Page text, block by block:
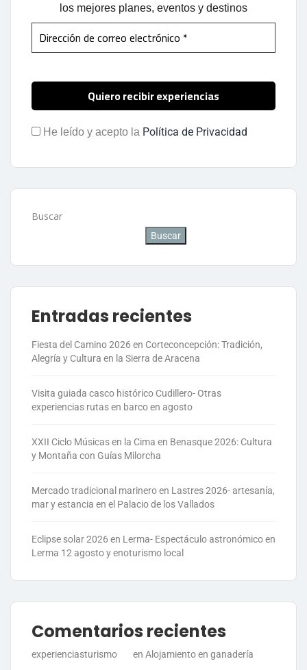
los mejores planes, eventos y destinos
He leído y acepto la Política de Privacidad
Buscar
Buscar
Entradas recientes
Fiesta del Camino 2026 en Corteconcepción: Tradición,
Alegría y Cultura en la Sierra de Aracena
Visita guiada casco histórico Cudillero- Otras
experiencias rutas en barco en agosto
XXII Ciclo Músicas en la Cima en Benasque 2026: Cultura
y Montaña con Guías Milorcha
Mercado tradicional marinero en Lastres 2026- artesanía,
mar y estancia en el Palacio de los Vallados
Eclipse solar 2026 en Lerma- Espectáculo astronómico en
Lerma 12 agosto y enoturismo local
Comentarios recientes
experienciasturismo en Alojamiento en ganadería